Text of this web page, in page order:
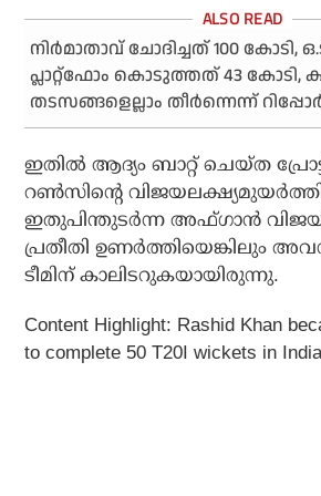
നിര്‍മാതാവ് ചോദിച്ചത് 100 കോടി,
പ്ലാറ്റ്‌ഫോം കൊടുത്തത് 43 കോടി,
തടസങ്ങളെല്ലാം തീര്‍ന്നെന്ന്
ഇതില്‍ ആദ്യം ബാറ്റ് ചെയ്ത
റണ്‍സിന്റെ
ഇതുപിന്തുടര്‍ന്ന അഫ്ഗാന്‍
പ്രതീതി ഉണര്‍ത്തിയെങ്കിലും
ടീമിന് കാലിടറുകയായിരുന്നു.
Content Highlight: Rashid Khan
to complete 50 T20I wickets in India